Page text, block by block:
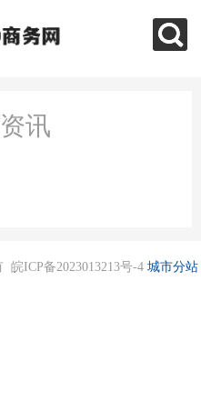
讯
皖ICP备2023013213号-4 城市分站